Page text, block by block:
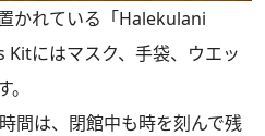
かれている「Halekulani
にはマスク、手袋、ウエッ
間は、閉館中も時を刻んで残